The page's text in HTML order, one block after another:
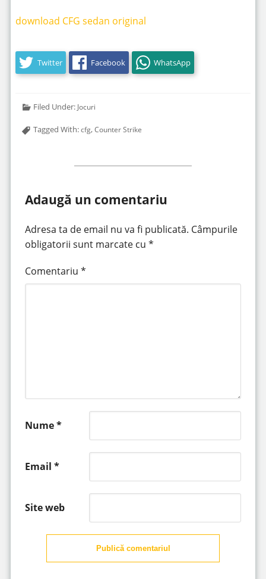
download CFG sedan original
Twitter Facebook WhatsApp
Filed Under: Jocuri
Tagged With:cfg,Counter Strike
Adaugă un comentariu
Adresa ta de email nu va fi publicată. Câmpurile
obligatorii sunt marcate cu *
Comentariu *
Nume*
Email *
Site web
Publică comentariul